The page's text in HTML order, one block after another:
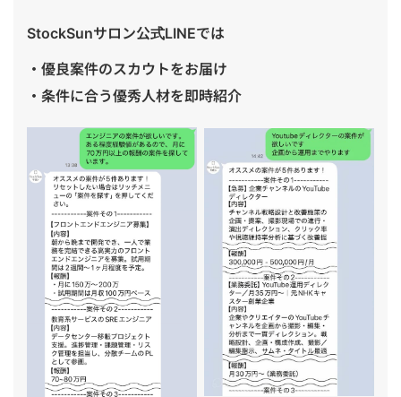
StockSunサロン公式LINEでは
・優良案件のスカウトをお届け
・条件に合う優秀人材を即時紹介